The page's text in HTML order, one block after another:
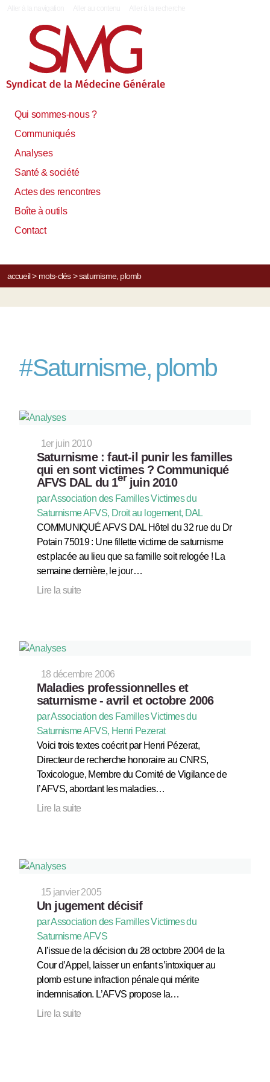
Qui sommes-nous ?
Communiqués
Analyses
Santé & société
Actes des rencontres
Boîte à outils
Contact
accueil> mots-clés> saturnisme, plomb
#Saturnisme, plomb
1er juin 2010
Saturnisme : faut-il punir les familles
qui en sont victimes ? Communiqué
AFVS DAL du 1er juin 2010
par Association des Familles Victimes du
Saturnisme AFVS, Droit au logement, DAL
COMMUNIQUÉ AFVS DAL Hôtel du 32 rue du Dr
Potain 75019 : Une fillette victime de saturnisme
est placée au lieu que sa famille soit relogée ! La
semaine dernière, le jour…
Lire la suite
18 décembre 2006
Maladies professionnelles et
saturnisme - avril et octobre 2006
par Association des Familles Victimes du
Saturnisme AFVS, Henri Pezerat
Voici trois textes coécrit par Henri Pézerat,
Directeur de recherche honoraire au CNRS,
Toxicologue, Membre du Comité de Vigilance de
l’AFVS, abordant les maladies…
Lire la suite
15 janvier 2005
Un jugement décisif
par Association des Familles Victimes du
Saturnisme AFVS
A l’issue de la décision du 28 octobre 2004 de la
Cour d’Appel, laisser un enfant s’intoxiquer au
plomb est une infraction pénale qui mérite
indemnisation. L’AFVS propose la…
Lire la suite